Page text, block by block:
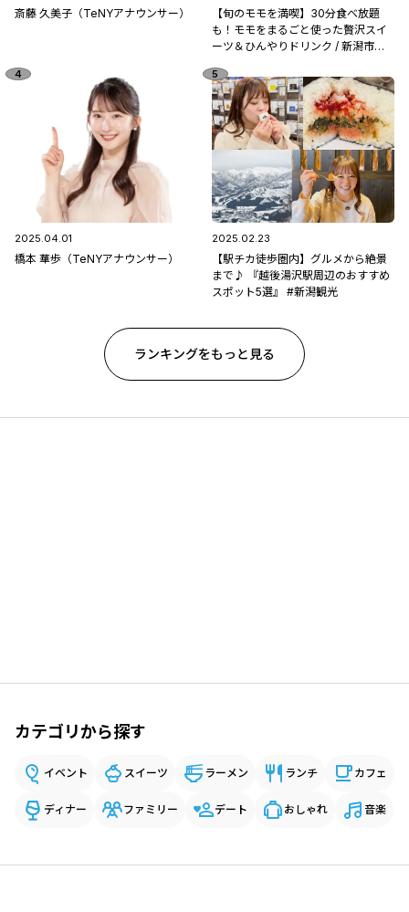
斎藤 久美子（TeNYアナウンサー）
【旬のモモを満喫】30分食べ放題
も！モモをまるごと使った贅沢スイ
ーツ＆ひんやりドリンク / 新潟市南
2025.04.01
橋本 華歩（TeNYアナウンサー）
2025.02.23
【駅チカ徒歩圏内】グルメから絶景
まで♪ 『越後湯沢駅周辺のおすすめ
スポット5選』 #新潟観光
ランキングをもっと見る
カテゴリから探す
イベント スイーツ ラーメン ランチ カフェ
ディナー ファミリー デート おしゃれ 音楽